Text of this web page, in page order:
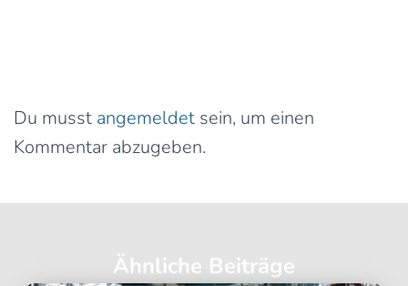
Du musst angemeldet sein, um einen
Kommentar abzugeben.
Ähnliche Beiträge